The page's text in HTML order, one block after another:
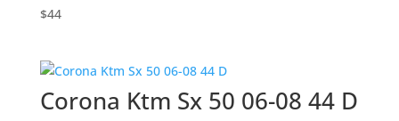
$44
Corona Ktm Sx 50 06-08 44 D